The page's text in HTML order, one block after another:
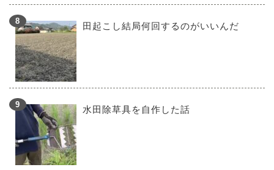
田起こし結局何回するのがいいんだ
水田除草具を自作した話